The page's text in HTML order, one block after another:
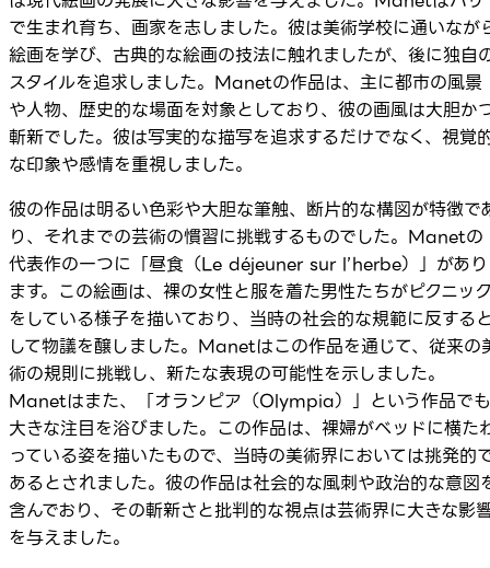
で生まれ育ち、画家を志しました。彼は美術学校に通いなが
絵画を学び、古典的な絵画の技法に触れましたが、後に独自
スタイルを追求しました。Manetの作品は、主に都市の風景
や人物、歴史的な場面を対象としており、彼の画風は大胆か
斬新でした。彼は写実的な描写を追求するだけでなく、視覚
な印象や感情を重視しました。
彼の作品は明るい色彩や大胆な筆触、断片的な構図が特徴で
り、それまでの芸術の慣習に挑戦するものでした。Manetの
代表作の一つに「昼食（Le déjeuner sur l’herbe）」があり
ます。この絵画は、裸の女性と服を着た男性たちがピクニッ
をしている様子を描いており、当時の社会的な規範に反する
して物議を醸しました。Manetはこの作品を通じて、従来の
術の規則に挑戦し、新たな表現の可能性を示しました。
Manetはまた、「オランピア（Olympia）」という作品でも
大きな注目を浴びました。この作品は、裸婦がベッドに横た
っている姿を描いたもので、当時の美術界においては挑発的
あるとされました。彼の作品は社会的な風刺や政治的な意図
含んでおり、その斬新さと批判的な視点は芸術界に大きな影
を与えました。